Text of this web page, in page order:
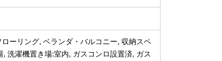
ーリング, ベランダ・バルコニー, 収納スペ
洗濯機置き場:室内, ガスコンロ設置済, ガス